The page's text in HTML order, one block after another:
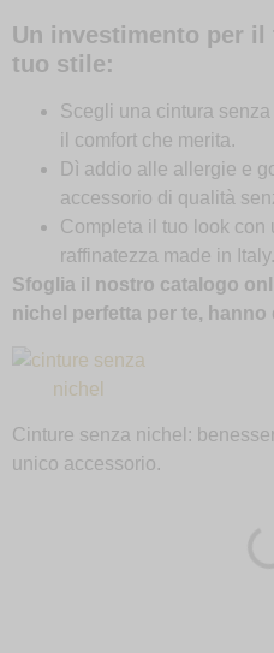
Un investimento per il
tuo stile:
Scegli una cintura
il comfort che merita.
Dì addio alle allergie e
accessorio di qualità
Completa il tuo look con
raffinatezza made in Italy.
Sfoglia il nostro catalogo
nichel perfetta per te,
Cinture senza nichel:
unico accessorio.